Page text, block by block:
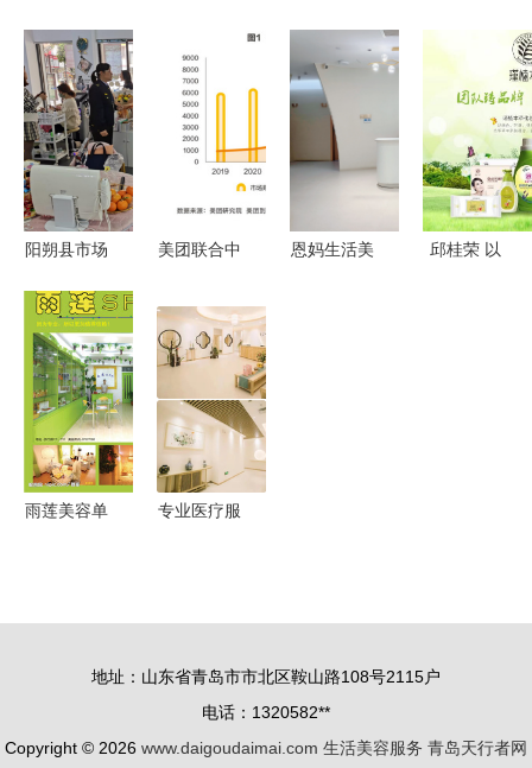
——生活美
容服务全面
上线
开展生活美
容环节化妆
品专项检查
严把美丽消
场 产品力
与服务能否
复制爆款模
式
容 润芳可
带您体验非
凡专业护肤
之旅
阳朔县市场
强化生活美
容院药品安
全与医疗服
务监管
美团联合中
《2020中
国生活美容
行业发展报
告》，市场
规模超
6000亿
恩妈生活美
邱桂荣 以
雨莲美容单
模板_源文
服务
专业医疗服
地址：山东省青岛市市北区鞍山路108号2115户
电话：1320582**
Copyright © 2026 www.daigoudaimai.com 生活美容服务 青岛天行者网